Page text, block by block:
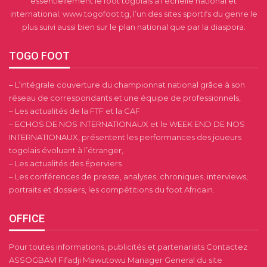
international. www.togofoot.tg, l’un des sites sportifs du genre le
plus suivi aussi bien sur le plan national que par la diaspora.
TOGO FOOT
– L’intégrale couverture du championnat national grâce à son
réseau de correspondants et une équipe de professionnels,
– Les actualités de la FTF et la CAF
– ECHOS DE NOS INTERNATIONAUX et le WEEK END DE NOS
INTERNATIONAUX, présentent les performances des joueurs
togolais évoluant à l’étranger,
– Les actualités des Éperviers
– Les conférences de presse, analyses, chroniques, interviews,
portraits et dossiers, les compétitions du foot Africain.
OFFICE
Pour toutes informations, publicités et partenariats Contactez
ASSOGBAVI Fifadji Mawutowu Manager General du site